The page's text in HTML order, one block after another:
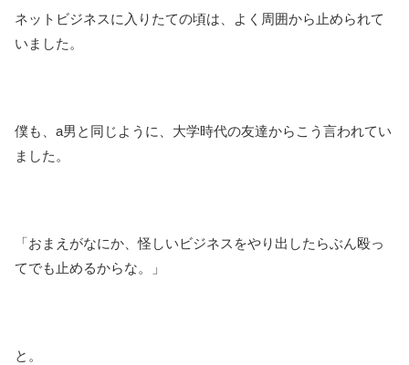
ネットビジネスに入りたての頃は、よく周囲から止められて
いました。
僕も、a男と同じように、大学時代の友達からこう言われてい
ました。
「おまえがなにか、怪しいビジネスをやり出したらぶん殴っ
てでも止めるからな。」
と。